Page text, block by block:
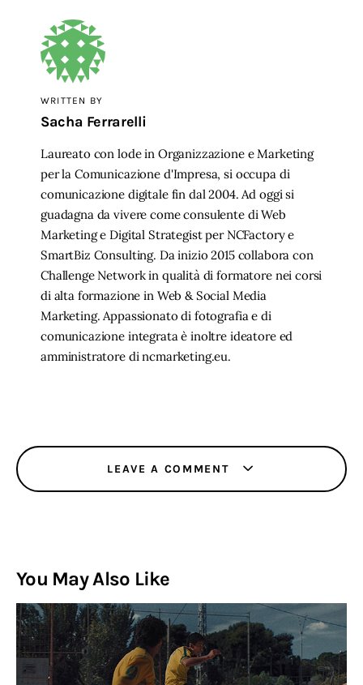
WRITTEN BY
Sacha Ferrarelli
Laureato con lode in Organizzazione e Marketing
per la Comunicazione d'Impresa, si occupa di
comunicazione digitale fin dal 2004. Ad oggi si
guadagna da vivere come consulente di Web
Marketing e Digital Strategist per NCFactory e
SmartBiz Consulting. Da inizio 2015 collabora con
Challenge Network in qualità di formatore nei corsi
di alta formazione in Web & Social Media
Marketing. Appassionato di fotografia e di
comunicazione integrata è inoltre ideatore ed
amministratore di ncmarketing.eu.
LEAVE A COMMENT
You May Also Like